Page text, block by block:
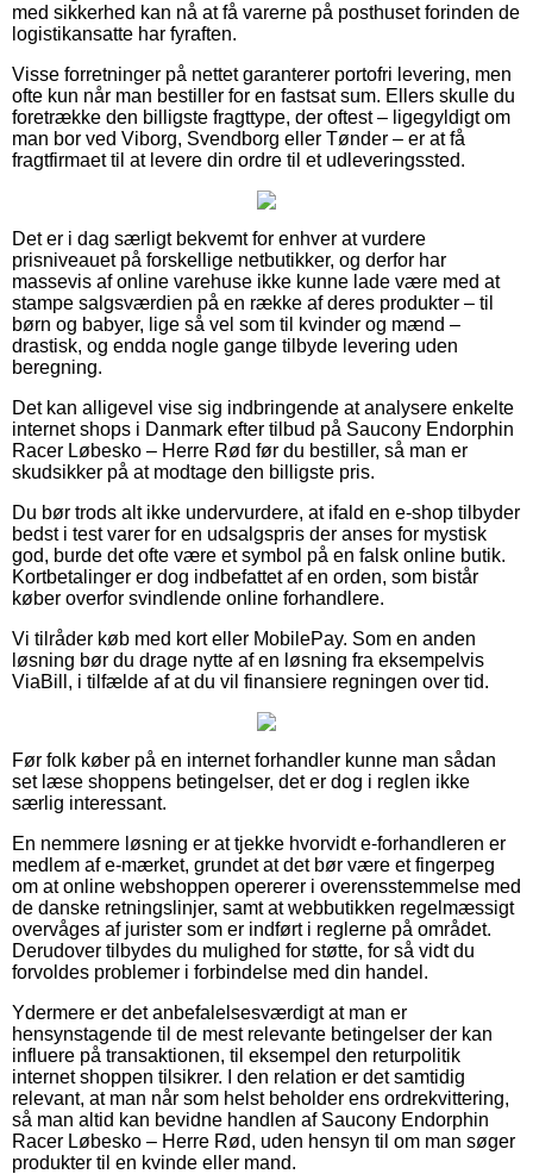
med sikkerhed kan nå at få varerne på posthuset forinden de
logistikansatte har fyraften.
Visse forretninger på nettet garanterer portofri levering, men
ofte kun når man bestiller for en fastsat sum. Ellers skulle du
foretrække den billigste fragttype, der oftest – ligegyldigt om
man bor ved Viborg, Svendborg eller Tønder – er at få
fragtfirmaet til at levere din ordre til et udleveringssted.
Det er i dag særligt bekvemt for enhver at vurdere
prisniveauet på forskellige netbutikker, og derfor har
massevis af online varehuse ikke kunne lade være med at
stampe salgsværdien på en række af deres produkter – til
børn og babyer, lige så vel som til kvinder og mænd –
drastisk, og endda nogle gange tilbyde levering uden
beregning.
Det kan alligevel vise sig indbringende at analysere enkelte
internet shops i Danmark efter tilbud på Saucony Endorphin
Racer Løbesko – Herre Rød før du bestiller, så man er
skudsikker på at modtage den billigste pris.
Du bør trods alt ikke undervurdere, at ifald en e-shop tilbyder
bedst i test varer for en udsalgspris der anses for mystisk
god, burde det ofte være et symbol på en falsk online butik.
Kortbetalinger er dog indbefattet af en orden, som bistår
køber overfor svindlende online forhandlere.
Vi tilråder køb med kort eller MobilePay. Som en anden
løsning bør du drage nytte af en løsning fra eksempelvis
ViaBill, i tilfælde af at du vil finansiere regningen over tid.
Før folk køber på en internet forhandler kunne man sådan
set læse shoppens betingelser, det er dog i reglen ikke
særlig interessant.
En nemmere løsning er at tjekke hvorvidt e-forhandleren er
medlem af e-mærket, grundet at det bør være et fingerpeg
om at online webshoppen opererer i overensstemmelse med
de danske retningslinjer, samt at webbutikken regelmæssigt
overvåges af jurister som er indført i reglerne på området.
Derudover tilbydes du mulighed for støtte, for så vidt du
forvoldes problemer i forbindelse med din handel.
Ydermere er det anbefalelsesværdigt at man er
hensynstagende til de mest relevante betingelser der kan
influere på transaktionen, til eksempel den returpolitik
internet shoppen tilsikrer. I den relation er det samtidig
relevant, at man når som helst beholder ens ordrekvittering,
så man altid kan bevidne handlen af Saucony Endorphin
Racer Løbesko – Herre Rød, uden hensyn til om man søger
produkter til en kvinde eller mand.